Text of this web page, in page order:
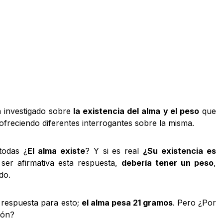
investigado sobre la existencia del alma y el peso que
diferentes interrogantes sobre la misma.
¿El alma existe? Y si es real ¿Su existencia es
afirmativa esta respuesta, debería tener un peso,
para esto; el alma pesa 21 gramos. Pero ¿Por